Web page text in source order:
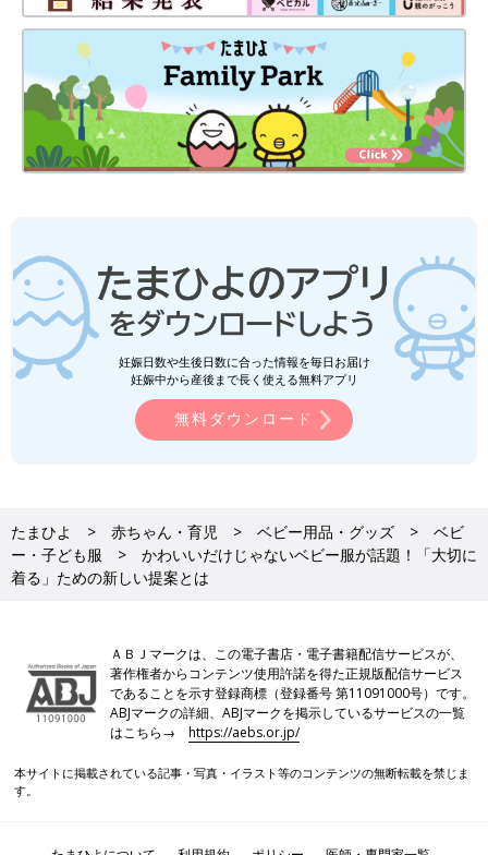
妊娠日数や生後日数に合った情報を毎日お届け
妊娠中から産後まで長く使える無料アプリ
無料ダウンロード
たまひよ 赤ちゃん・育児 ベビー用品・グッズ
ベビ
ー・子ども服
かわいいだけじゃないベビー服が話題！「大切に
着る」ための新しい提案とは
ＡＢＪマークは、この電子書店・電子書籍配信サービスが、
著作権者からコンテンツ使用許諾を得た正規版配信サービス
であることを示す登録商標（登録番号 第11091000号）です。
ABJマークの詳細、ABJマークを掲示しているサービスの一覧
はこちら→https://aebs.or.jp/
本サイトに掲載されている記事・写真・イラスト等のコンテンツの無断転載を禁じま
す。